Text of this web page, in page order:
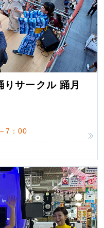
サークル 踊月
7：00